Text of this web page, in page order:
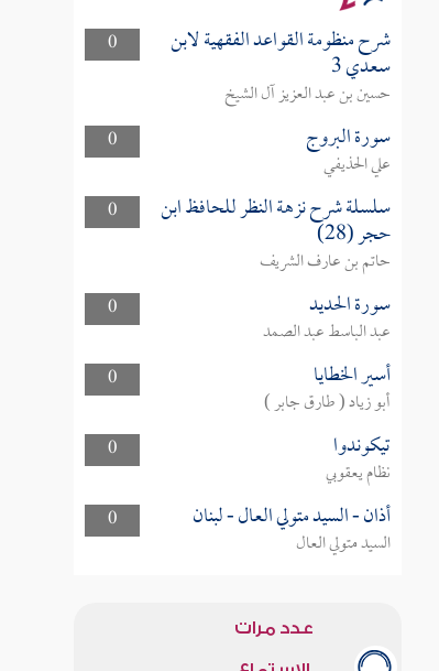
0 شرح منظومة القواعد الفقهية لابن
سعدي 3
حسين بن عبد العزيز آل الشيخ
0
سورة البروج
علي الحذيفي
0
سلسلة شرح نزهة النظر للحافظ ابن
حجر (28)
حاتم بن عارف الشريف
0
سورة الحديد
عبد الباسط عبد الصمد
0
أسير الخطايا
أبو زياد ( طارق جابر )
0
تيكوندوا
نظام يعقوبي
0
أذان - السيد متولي العال - لبنان
السيد متولي العال
عدد مرات